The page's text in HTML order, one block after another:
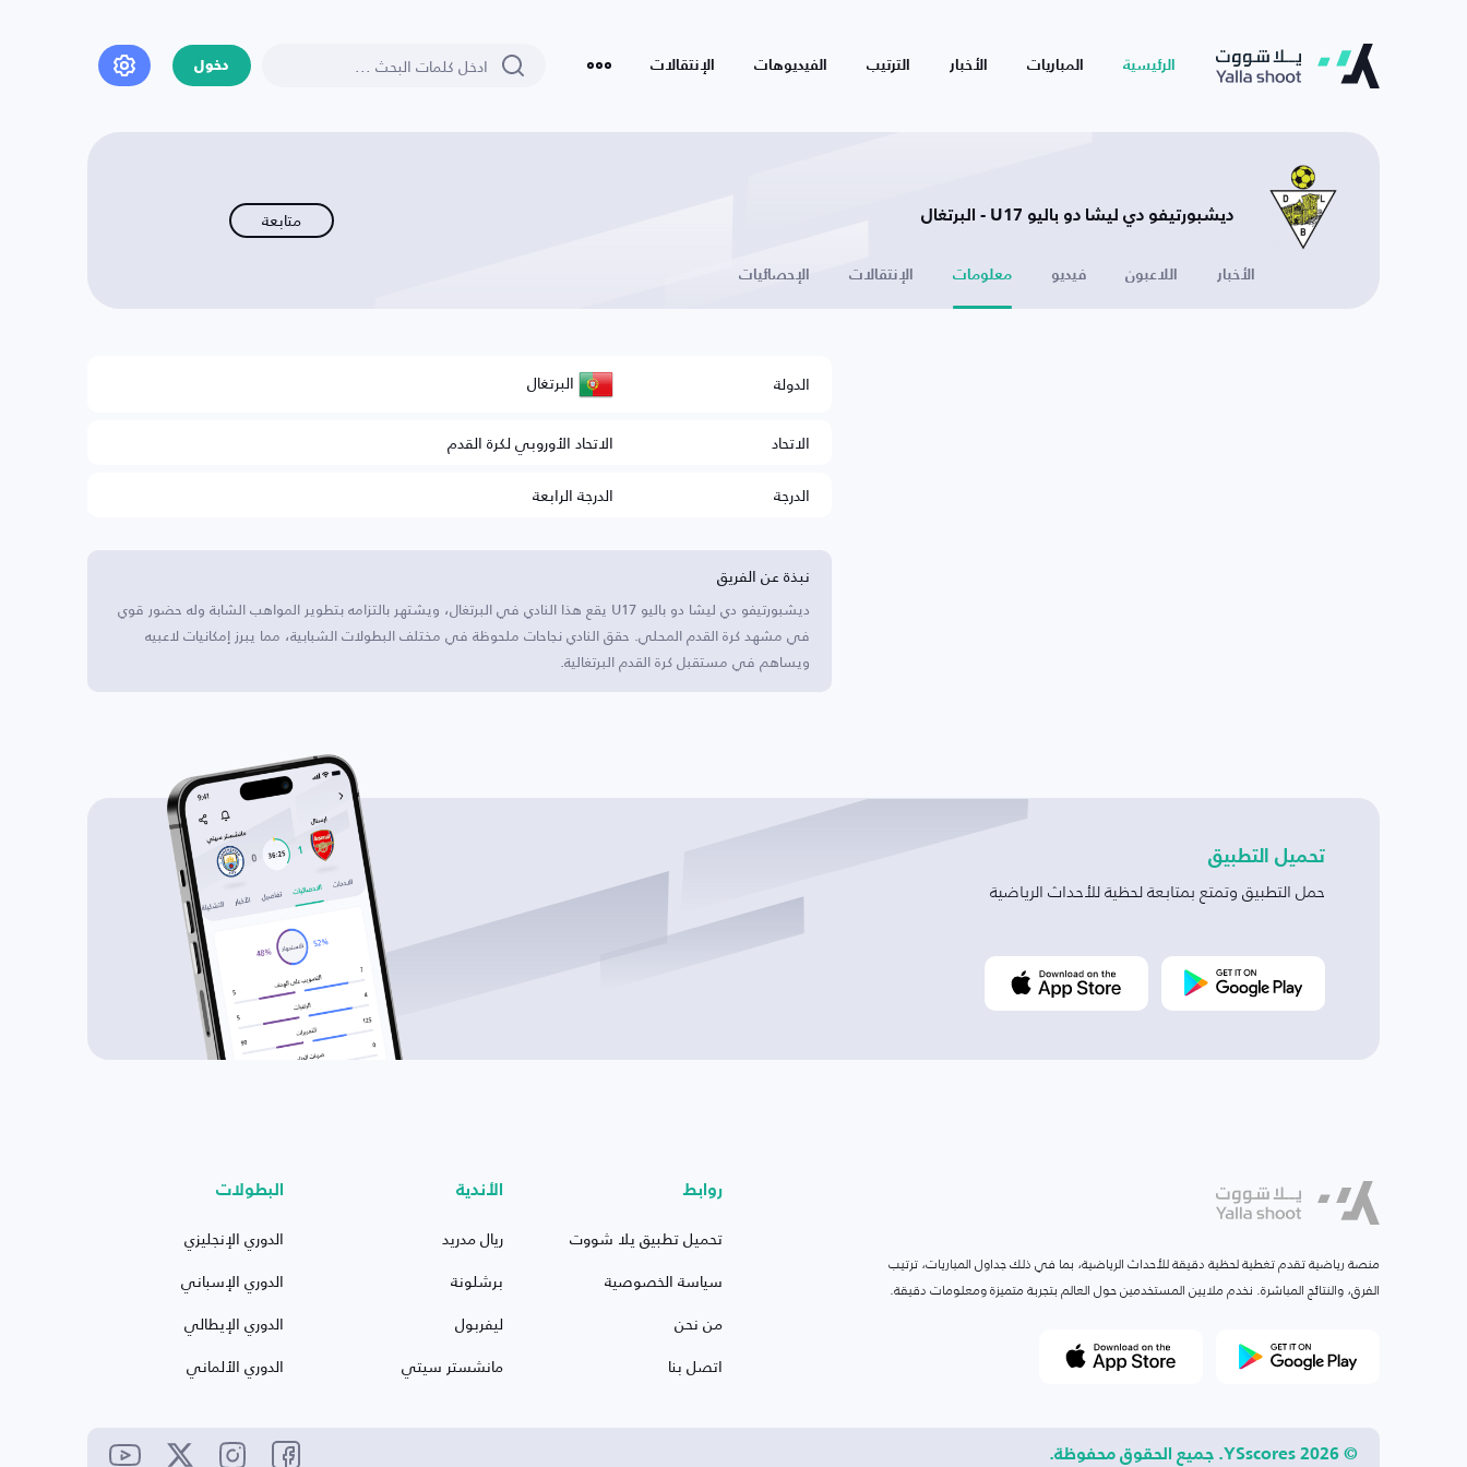
الرئيسية المباريات الأخبار الترتيب الفيديوهات الإنتقالات دخول
ديشبورتيفو دي ليشا دو باليو U17 - البرتغال متابعة
الأخبار اللاعبون فيديو معلومات الإنتقالات الإحصائيات
الدولة البرتغال
الاتحاد
الاتحاد الأوروبي لكرة القدم
الدرجة
الدرجة الرابعة
نبذة عن الفريق
ديشبورتيفو دي ليشا دو باليو U17 يقع هذا النادي في البرتغال، ويشتهر بالتزامه بتطوير المواهب الشابة وله حضور قوي
في مشهد كرة القدم المحلي. حقق النادي نجاحات ملحوظة في مختلف البطولات الشبابية، مما يبرز إمكانيات لاعبيه
ويساهم في مستقبل كرة القدم البرتغالية.
تحميل التطبيق
حمل التطبيق وتمتع بمتابعة لحظية للأحداث الرياضية
منصة رياضية تقدم تغطية لحظية دقيقة للأحداث الرياضية، بما في ذلك جداول المباريات، ترتيب
الفرق، والنتائج المباشرة. نخدم ملايين المستخدمين حول العالم بتجربة متميزة ومعلومات دقيقة.
روابط
تحميل تطبيق يلا شووت
سياسة الخصوصية
من نحن
اتصل بنا
الأندية
ريال مدريد
برشلونة
ليفربول
مانشستر سيتي
البطولات
الدوري الإنجليزي
الدوري الإسباني
الدوري الإيطالي
الدوري الألماني
© 2026 YSscores. جميع الحقوق محفوظة.